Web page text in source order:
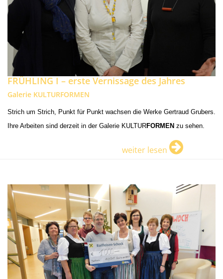
FRÜHLING I – erste Vernissage des Jahres
Galerie KULTURFORMEN
Strich um Strich, Punkt für Punkt wachsen die Werke Gertraud Grubers.
Ihre Arbeiten sind derzeit in der Galerie KULTURFORMEN zu sehen.
weiter lesen